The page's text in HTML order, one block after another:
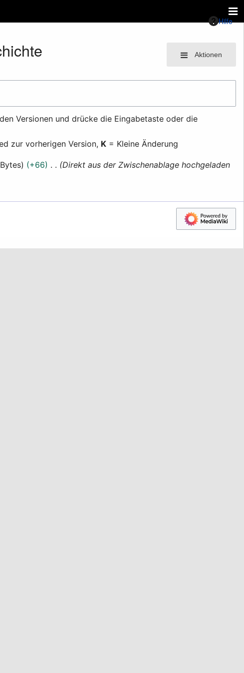
Hilfe
Aktionen
Versionen und drücke die Eingabetaste oder die
zur vorherigen Version, K = Kleine Änderung
+66
Direkt aus der Zwischenablage hochgeladen